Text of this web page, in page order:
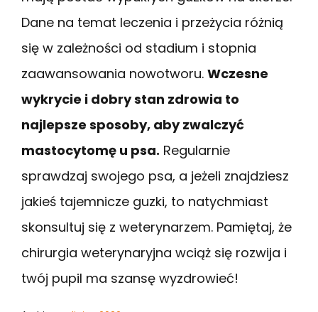
Dane na temat leczenia i przeżycia różnią
się w zależności od stadium i stopnia
zaawansowania nowotworu. Wczesne
wykrycie i dobry stan zdrowia to
najlepsze sposoby, aby zwalczyć
mastocytomę u psa. Regularnie
sprawdzaj swojego psa, a jeżeli znajdziesz
jakieś tajemnicze guzki, to natychmiast
skonsultuj się z weterynarzem. Pamiętaj, że
chirurgia weterynaryjna wciąż się rozwija i
twój pupil ma szansę wyzdrowieć!